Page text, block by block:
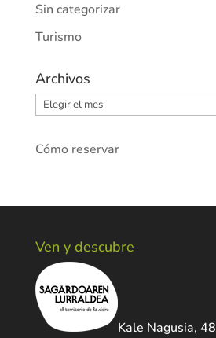
Sin categorizar
Turismo
Archivos
Archivos
Cómo reservar
Ven y descubre
Kale Nagusia, 48